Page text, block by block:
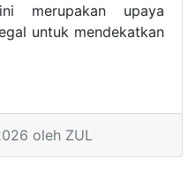
merupakan upaya
untuk mendekatkan
langsung.
oleh ZUL